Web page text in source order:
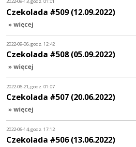
Czekolada #509 (12.09.2022)
» więcej
2022-09-06, godz. 12:42
Czekolada #508 (05.09.2022)
» więcej
2022-06-21, godz. 01:07
Czekolada #507 (20.06.2022)
» więcej
2022-06-14, godz. 17:12
Czekolada #506 (13.06.2022)